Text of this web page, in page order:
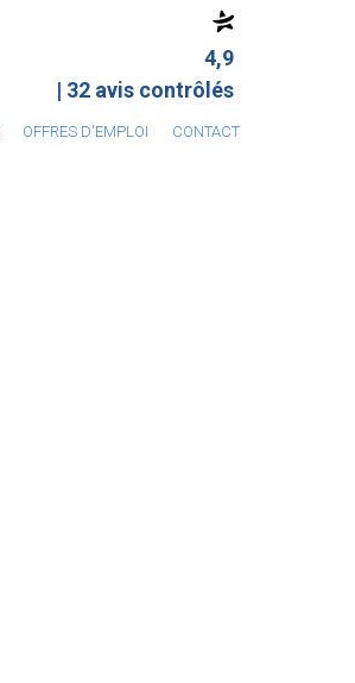
4,9
| 32 avis contrôlés
OFFRES D'EMPLOI CONTACT